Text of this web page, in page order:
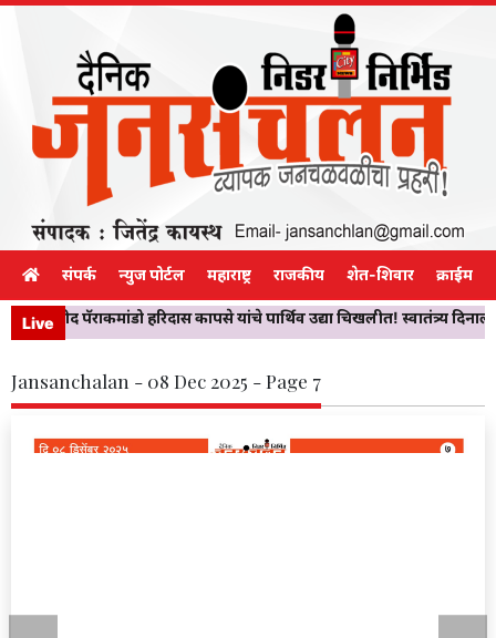
संपर्क न्युज पोर्टल महाराष्ट्र राजकीय शेत-शिवार क्राईम
Liveशहीद पॅराकमांडो हरिदास कापसे यांचे पार्थिव उद्या चिखलीत! स्वातंत्र्य
Jansanchalan - 08 Dec 2025 - Page 7